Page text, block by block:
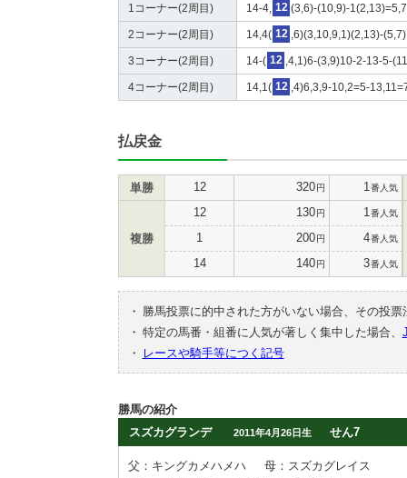
1コーナー(2周目) 14-4, 12 (3,6)-(10,9)-
2コーナー(2周目) 14,4( 12 ,6)(3,10,9,1)(2,13)-
3コーナー(2周目) 14-( 12 ,4,1)6-(3,9)10-2-13-5-
4コーナー(2周目) 14,1( 12 ,4)6,3,9-10,2=5-
払戻金
単勝 12 320円 1 番人気
複勝
12 130円 1 番人気
1 200円 4番人気
14 140円 3番人気
・
勝馬投票に的中された方がいない場合、その投
・ 特定の馬番・組番に人気が著しく集中した場合、
・
レースや騎手等につく記号
勝馬の紹介
スズカグランデ
2011年4月26日生 せん7
父：キングカメハメハ
母：スズカグレイス